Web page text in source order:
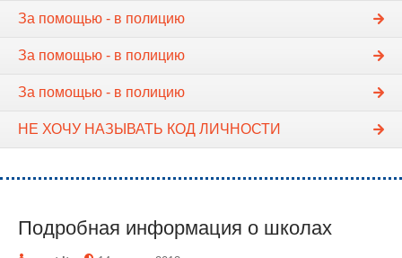
За помощью - в полицию
За помощью - в полицию
За помощью - в полицию
НЕ ХОЧУ НАЗЫВАТЬ КОД ЛИЧНОСТИ
Подробная информация о школах